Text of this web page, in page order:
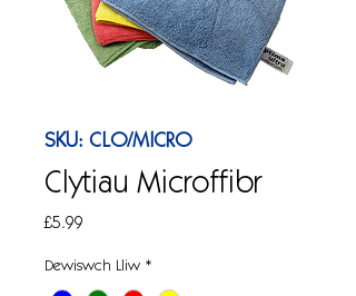
SKU: CLO/MICRO
Clytiau Microffibr
£5.99
Dewiswch Lliw *